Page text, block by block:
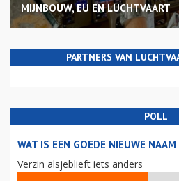
MIJNBOUW, EU EN LUCHTVAART
PARTNERS VAN
POLL
WAT IS EEN GOEDE NIEUWE
Verzin alsjeblieft iets anders